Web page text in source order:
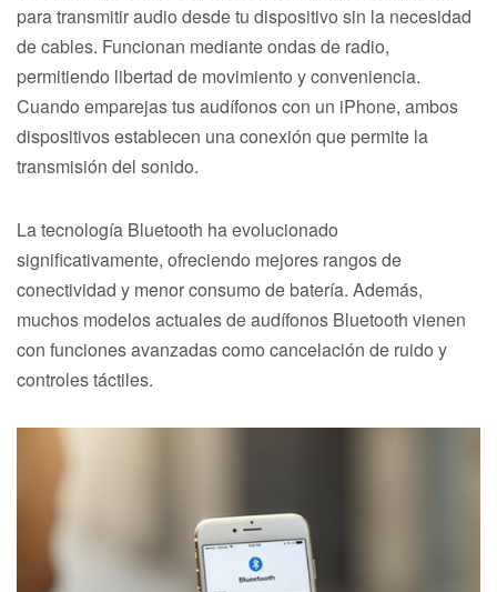
para transmitir audio desde tu dispositivo sin la necesidad
de cables. Funcionan mediante ondas de radio,
permitiendo libertad de movimiento y conveniencia.
Cuando emparejas tus audífonos con un iPhone, ambos
dispositivos establecen una conexión que permite la
transmisión del sonido.
La tecnología Bluetooth ha evolucionado
significativamente, ofreciendo mejores rangos de
conectividad y menor consumo de batería. Además,
muchos modelos actuales de audífonos Bluetooth vienen
con funciones avanzadas como cancelación de ruido y
controles táctiles.